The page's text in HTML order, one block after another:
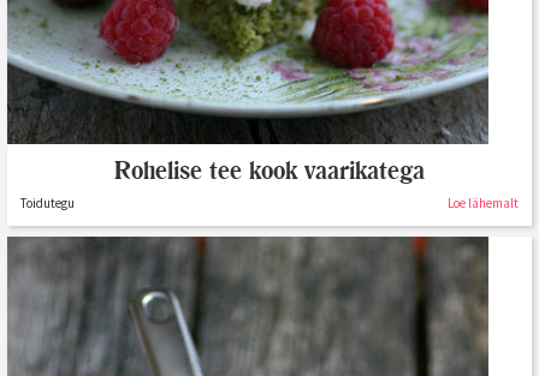
Rohelise tee kook vaarikatega
Toidutegu Loe lähemalt